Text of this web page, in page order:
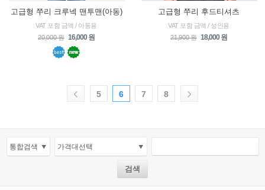
고급형 쭈리 크루넥 맨투맨(아동)
VAT 포함 금액 / 아동용
20,000 원 16,000 원
고급형 쭈리 후드티셔츠
VAT 포함 금액 / 성인용
21,900 원 18,000 원
5 6 7 8